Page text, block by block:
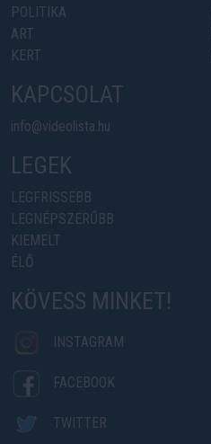
POLITIKA
ART
KERT
KAPCSOLAT
info@videolista.hu
LEGEK
LEGFRISSEBB
LEGNÉPSZERŰBB
KIEMELT
ÉLŐ
KÖVESS MINKET!
INSTAGRAM
FACEBOOK
TWITTER